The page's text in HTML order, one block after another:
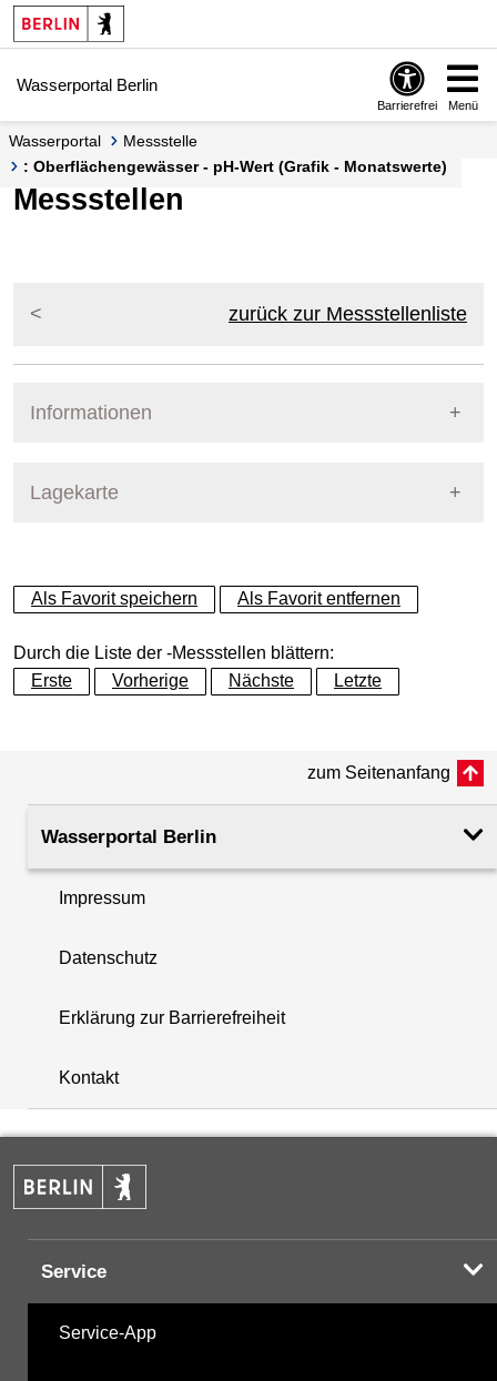
Springe zur Navigation
Springe zum Inhalt
Wasserportal Berlin
Barrierefrei Menü
Wasserportal
Messstelle
: Oberflächengewässer - pH-Wert (Grafik - Monatswerte)
Messstellen
zurück zur Messstellenliste
Informationen
Lagekarte
+
−
+
−
Als Favorit speichern Als Favorit entfernen
Durch die Liste der -Messstellen blättern:
Erste
Vorherige Nächste Letzte
zum Seitenanfang
Wasserportal Berlin
Impressum
Datenschutz
Erklärung zur Barrierefreiheit
Kontakt
Service
Service-App